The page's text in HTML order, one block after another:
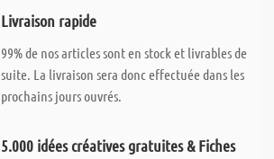
Livraison rapide
99% de nos articles sont en stock et livrables de
suite. La livraison sera donc effectuée dans les
prochains jours ouvrés.
5.000 idées créatives gratuites & Fiches